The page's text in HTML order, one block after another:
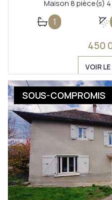
1
450
VOIR
SOUS-COMPROMIS